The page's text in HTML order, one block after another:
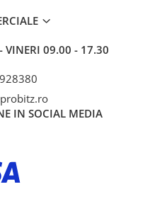
VINERI 09.00 - 17.30
IN SOCIAL MEDIA